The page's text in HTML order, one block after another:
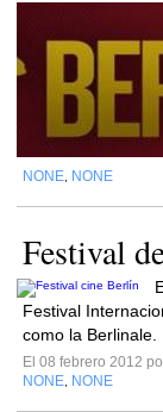
NONE NONE
Festival
Festival
como la Berlinale.
El 08 febrero 2012
NONE NONE